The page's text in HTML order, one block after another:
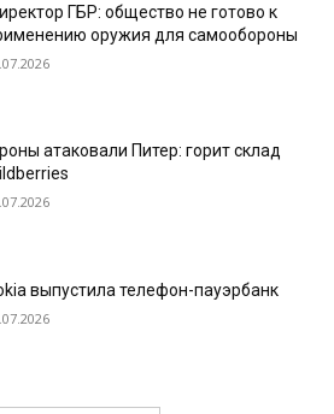
ГБР: общество не готово к
оружия для самообороны
атаковали Питер: горит склад
выпустила телефон-пауэрбанк